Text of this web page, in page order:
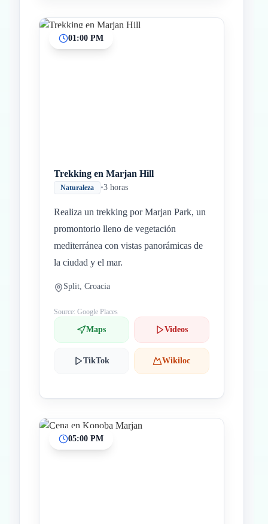
01:00 PM
Trekking en Marjan Hill
Naturaleza •3 horas
Realiza un trekking por Marjan Park, un
promontorio lleno de vegetación
mediterránea con vistas panorámicas de
la ciudad y el mar.
Split, Croacia
Source: Google Places
Maps Videos
TikTok Wikiloc
05:00 PM